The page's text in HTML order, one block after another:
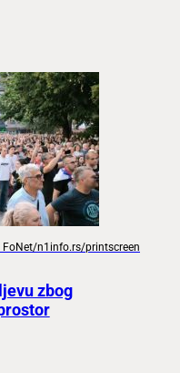
FoNet/n1info.rs/printscreen
zbog